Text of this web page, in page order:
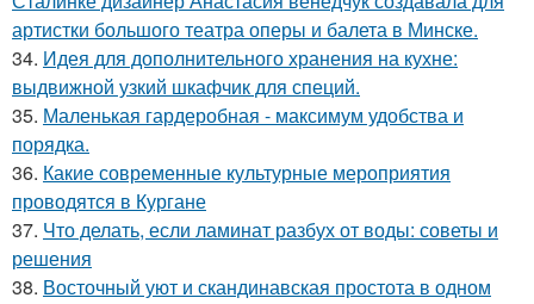
артистки большого театра оперы и балета в Минске.
34. Идея для дополнительного хранения на кухне:
выдвижной узкий шкафчик для специй.
35. Маленькая гардеробная - максимум удобства и
порядка.
36. Какие современные культурные мероприятия
проводятся в Кургане
37. Что делать, если ламинат разбух от воды: советы и
решения
38. Восточный уют и скандинавская простота в одном